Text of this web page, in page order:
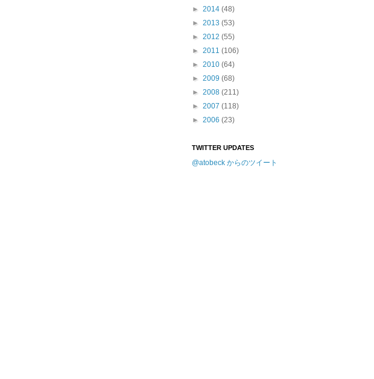
► 2014 (48)
► 2013 (53)
► 2012 (55)
► 2011 (106)
► 2010 (64)
► 2009 (68)
► 2008 (211)
► 2007 (118)
► 2006 (23)
TWITTER UPDATES
@atobeck からのツイート